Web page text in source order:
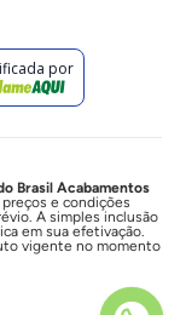
por
Brasil Acabamentos
e condições
A simples inclusão
em sua efetivação.
vigente no momento